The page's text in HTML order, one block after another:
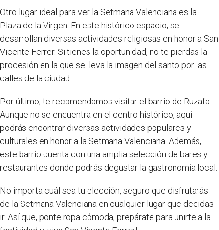
Otro lugar ideal para ver la Setmana Valenciana es la
Plaza de la Virgen. En este histórico espacio, se
desarrollan diversas actividades religiosas en honor a San
Vicente Ferrer. Si tienes la oportunidad, no te pierdas la
procesión en la que se lleva la imagen del santo por las
calles de la ciudad.
Por último, te recomendamos visitar el barrio de Ruzafa.
Aunque no se encuentra en el centro histórico, aquí
podrás encontrar diversas actividades populares y
culturales en honor a la Setmana Valenciana. Además,
este barrio cuenta con una amplia selección de bares y
restaurantes donde podrás degustar la gastronomía local.
No importa cuál sea tu elección, seguro que disfrutarás
de la Setmana Valenciana en cualquier lugar que decidas
ir. Así que, ponte ropa cómoda, prepárate para unirte a la